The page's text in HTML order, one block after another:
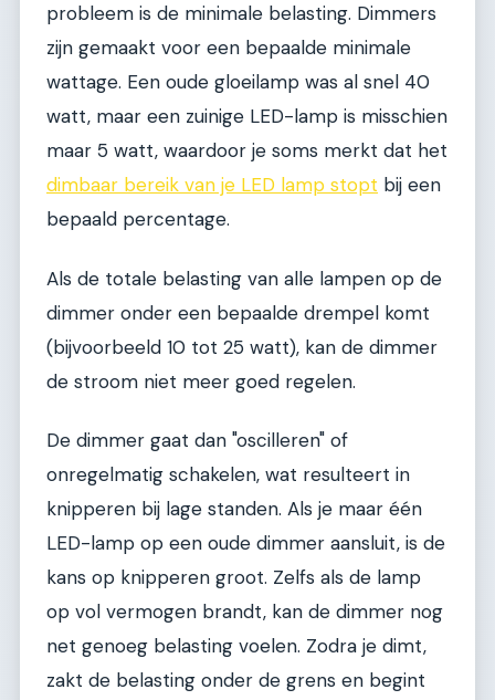
probleem is de minimale belasting. Dimmers
zijn gemaakt voor een bepaalde minimale
wattage. Een oude gloeilamp was al snel 40
watt, maar een zuinige LED-lamp is misschien
maar 5 watt, waardoor je soms merkt dat het
dimbaar bereik van je LED lamp stopt bij een
bepaald percentage.
Als de totale belasting van alle lampen op de
dimmer onder een bepaalde drempel komt
(bijvoorbeeld 10 tot 25 watt), kan de dimmer
de stroom niet meer goed regelen.
De dimmer gaat dan "oscilleren" of
onregelmatig schakelen, wat resulteert in
knipperen bij lage standen. Als je maar één
LED-lamp op een oude dimmer aansluit, is de
kans op knipperen groot. Zelfs als de lamp
op vol vermogen brandt, kan de dimmer nog
net genoeg belasting voelen. Zodra je dimt,
zakt de belasting onder de grens en begint